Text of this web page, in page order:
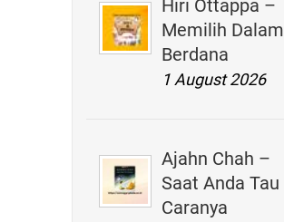
Hiri Ottappa –
Memilih Dalam
Berdana
1 August 2026
Ajahn Chah –
Saat Anda Tau
Caranya